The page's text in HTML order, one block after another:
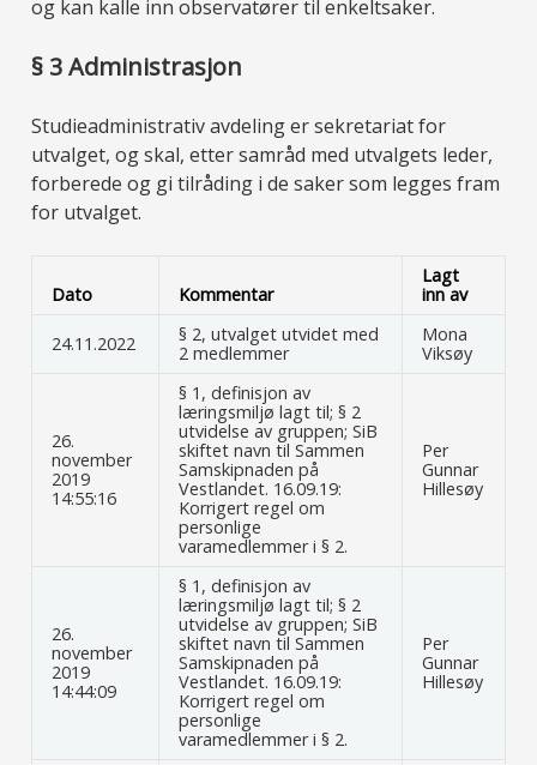
og kan kalle inn observatører til enkeltsaker.
§ 3Administrasjon
Studieadministrativ avdeling er sekretariat for
utvalget, og skal, etter samråd med utvalgets leder,
forberede og gi tilråding i de saker som legges fram
for utvalget.
Dato Kommentar
Lagt
inn av
24.11.2022
§ 2, utvalget utvidet med
2 medlemmer
Mona
Viksøy
26.
november
2019
14:55:16
§ 1, definisjon av
læringsmiljø lagt til; § 2
utvidelse av gruppen; SiB
skiftet navn til Sammen
Samskipnaden på
Vestlandet. 16.09.19:
Korrigert regel om
personlige
varamedlemmer i § 2.
Per
Gunnar
Hillesøy
26.
november
2019
14:44:09
§ 1, definisjon av
læringsmiljø lagt til; § 2
utvidelse av gruppen; SiB
skiftet navn til Sammen
Samskipnaden på
Vestlandet. 16.09.19:
Korrigert regel om
personlige
varamedlemmer i § 2.
Per
Gunnar
Hillesøy